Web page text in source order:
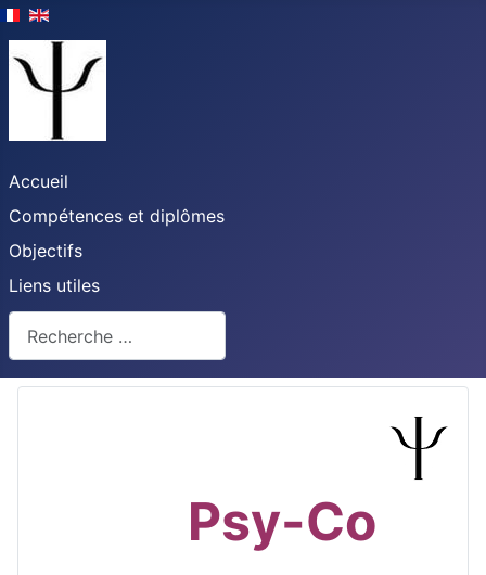
Accueil
Compétences et diplômes
Objectifs
Liens utiles
Psy-Co